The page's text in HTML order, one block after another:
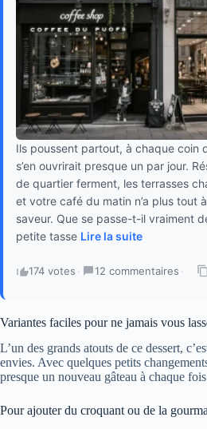
Ils poussent partout, à chaque coin
s’en ouvrirait presque un par jour.
de quartier ferment, les terrasses
et votre café du matin n’a plus tout
saveur. Que se passe-t-il vraiment
petite tasse Lire la suite
174 votes · 12 commentaires ·
Variantes faciles pour ne jamais vous
L’un des grands atouts de ce dessert,
envies. Avec quelques petits
presque un nouveau gâteau à chaque
Pour ajouter du croquant ou de la